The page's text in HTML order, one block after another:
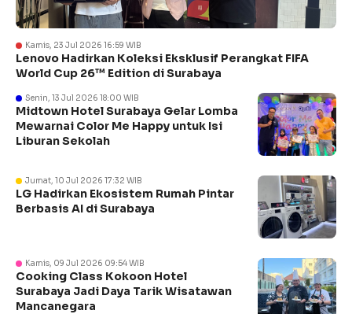
Kamis, 23 Jul 2026 16:59 WIB
Lenovo Hadirkan Koleksi Eksklusif Perangkat FIFA
World Cup 26™ Edition di Surabaya
Senin, 13 Jul 2026 18:00 WIB
Midtown Hotel Surabaya Gelar Lomba
Mewarnai Color Me Happy untuk Isi
Liburan Sekolah
Jumat, 10 Jul 2026 17:32 WIB
LG Hadirkan Ekosistem Rumah Pintar
Berbasis AI di Surabaya
Kamis, 09 Jul 2026 09:54 WIB
Cooking Class Kokoon Hotel
Surabaya Jadi Daya Tarik Wisatawan
Mancanegara